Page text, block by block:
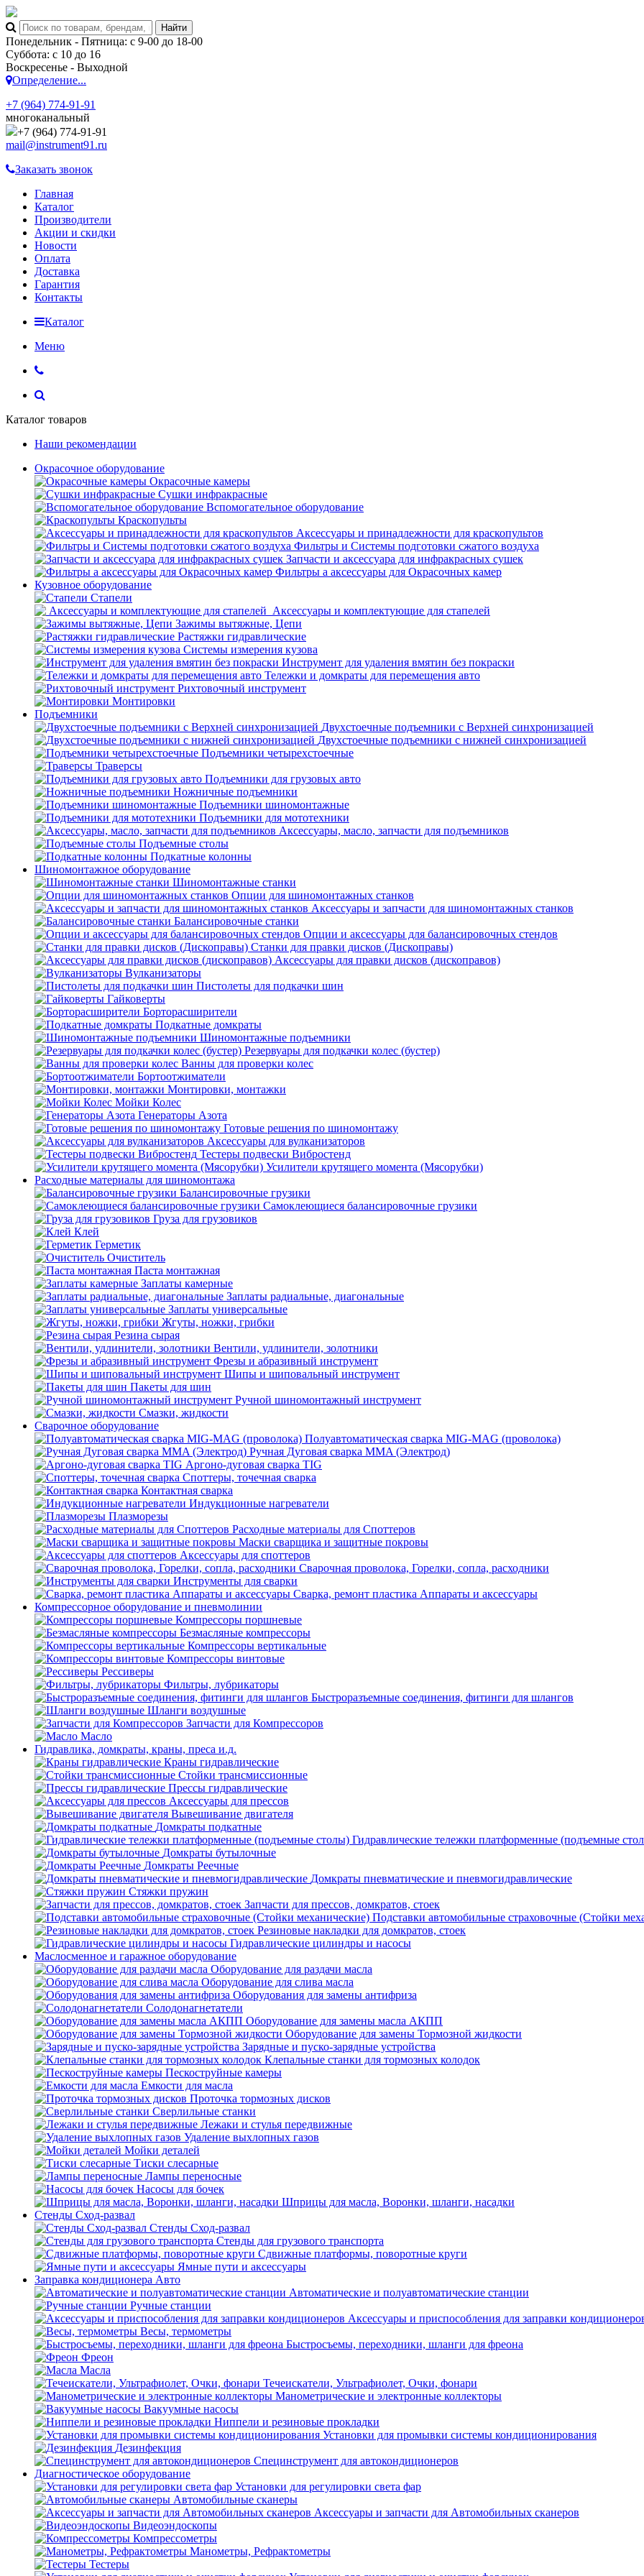
Понедельник - Пятница: с 9-00 до 18-00
Суббота: с 10 до 16
Воскресенье - Выходной
Определение...
+7 (964) 774-91-91
многоканальный
+7 (964) 774-91-91
mail@instrument91.ru
Заказать звонок
Главная
Каталог
Производители
Акции и скидки
Новости
Оплата
Доставка
Гарантия
Контакты
Каталог
Меню
Каталог товаров
Наши рекомендации
Окрасочное оборудование
Окрасочные камеры
Сушки инфракрасные
Вспомогательное оборудование
Краскопульты
Аксессуары и принадлежности для краскопультов
Фильтры и Системы подготовки сжатого воздуха
Запчасти и аксессуара для инфракрасных сушек
Фильтры а аксессуары для Окрасочных камер
Кузовное оборудование
Стапели
Аксессуары и комплектующие для стапелей
Зажимы вытяжные, Цепи
Растяжки гидравлические
Системы измерения кузова
Инструмент для удаления вмятин без покраски
Тележки и домкраты для перемещения авто
Рихтовочный инструмент
Монтировки
Подъемники
Двухстоечные подъемники с Верхней синхронизацией
Двухстоечные подъемники с нижней синхронизацией
Подъемники четырехстоечные
Траверсы
Подъемники для грузовых авто
Ножничные подъемники
Подъемники шиномонтажные
Подъемники для мототехники
Аксессуары, масло, запчасти для подъемников
Подъемные столы
Подкатные колонны
Шиномонтажное оборудование
Шиномонтажные станки
Опции для шиномонтажных станков
Аксессуары и запчасти для шиномонтажных станков
Балансировочные станки
Опции и аксессуары для балансировочных стендов
Станки для правки дисков (Дископравы)
Аксессуары для правки дисков (дископравов)
Вулканизаторы
Пистолеты для подкачки шин
Гайковерты
Борторасширители
Подкатные домкраты
Шиномонтажные подъемники
Резервуары для подкачки колес (бустер)
Ванны для проверки колес
Бортоотжиматели
Монтировки, монтажки
Мойки Колес
Генераторы Азота
Готовые решения по шиномонтажу
Аксессуары для вулканизаторов
Тестеры подвески Вибростенд
Усилители крутящего момента (Мясорубки)
Расходные материалы для шиномонтажа
Балансировочные грузики
Самоклеющиеся балансировочные грузики
Груза для грузовиков
Клей
Герметик
Очиститель
Паста монтажная
Заплаты камерные
Заплаты радиальные, диагональные
Заплаты универсальные
Жгуты, ножки, грибки
Резина сырая
Вентили, удлинители, золотники
Фрезы и абразивный инструмент
Шипы и шиповальный инструмент
Пакеты для шин
Ручной шиномонтажный инструмент
Смазки, жидкости
Сварочное оборудование
Полуавтоматическая сварка MIG-MAG (проволока)
Ручная Дуговая сварка MMA (Электрод)
Аргоно-дуговая сварка TIG
Споттеры, точечная сварка
Контактная сварка
Индукционные нагреватели
Плазморезы
Расходные материалы для Споттеров
Маски сварщика и защитные покровы
Аксессуары для споттеров
Сварочная проволока, Горелки, сопла, расходники
Инструменты для сварки
Сварка, ремонт пластика Аппараты и аксессуары
Компрессорное оборудование и пневмолинии
Компрессоры поршневые
Безмасляные компрессоры
Компрессоры вертикальные
Компрессоры винтовые
Рессиверы
Фильтры, лубрикаторы
Быстроразъемные соединения, фитинги для шлангов
Шланги воздушные
Запчасти для Компрессоров
Масло
Гидравлика, домкраты, краны, преса и.д.
Краны гидравлические
Стойки трансмиссионные
Прессы гидравлические
Аксессуары для прессов
Вывешивание двигателя
Домкраты подкатные
Гидравлические тележки платформенные (подъемные
Домкраты бутылочные
Домкраты Реечные
Домкраты пневматические и пневмогидравлические
Стяжки пружин
Запчасти для прессов, домкратов, стоек
Подставки автомобильные страховочные (Стойки
Резиновые накладки для домкратов, стоек
Гидравлические цилиндры и насосы
Маслосменное и гаражное оборудование
Оборудование для раздачи масла
Оборудование для слива масла
Оборудования для замены антифриза
Солодонагнетатели
Оборудование для замены масла АКПП
Оборудование для замены Тормозной жидкости
Зарядные и пуско-зарядные устройства
Клепальные станки для тормозных колодок
Пескоструйные камеры
Емкости для масла
Проточка тормозных дисков
Сверлильные станки
Лежаки и стулья передвижные
Удаление выхлопных газов
Мойки деталей
Тиски слесарные
Лампы переносные
Насосы для бочек
Шприцы для масла, Воронки, шланги, насадки
Стенды Сход-развал
Стенды Сход-развал
Стенды для грузового транспорта
Сдвижные платформы, поворотные круги
Ямные пути и аксессуары
Заправка кондиционера Авто
Автоматические и полуавтоматические станции
Ручные станции
Аксессуары и приспособления для заправки
Весы, термометры
Быстросъемы, переходники, шланги для фреона
Фреон
Масла
Течеискатели, Ультрафиолет, Очки, фонари
Манометрические и электронные коллекторы
Вакуумные насосы
Ниппели и резиновые прокладки
Установки для промывки системы кондиционирования
Дезинфекция
Специнструмент для автокондиционеров
Диагностическое оборудование
Установки для регулировки света фар
Автомобильные сканеры
Аксессуары и запчасти для Автомобильных сканеров
Видеоэндоскопы
Компрессометры
Манометры, Рефрактометры
Тестеры